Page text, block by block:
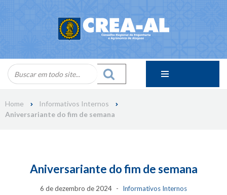
Home
Informativos Internos
Aniversariante do fim de semana
Aniversariante do fim de semana
6 de dezembro de 2024 Informativos Internos